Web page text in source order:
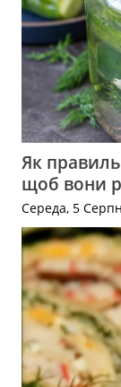
Як
щоб вони
Середа, 5